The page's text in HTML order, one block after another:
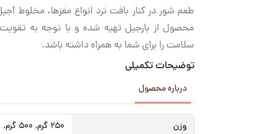
طعم شور در کنار بافت ترد انواع مغزها، مخلوط
محصول از بارجیل تهیه شده و با توجه به
سلامت را برای شما به همراه داشته باشد.
توضیحات تکمیلی
درباره محصول
وزن 250 گرم, 500 گرم, 1 کیلوگرم